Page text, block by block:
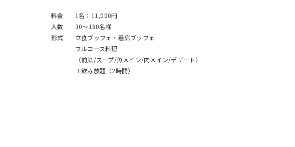
料金
1名：11,000円
人数
30～180名様
形式
立食ブッフェ・着席ブッフェ
フルコース料理
（前菜/スープ/魚メイン/肉メイン/デザート）
＋飲み放題（2時間）